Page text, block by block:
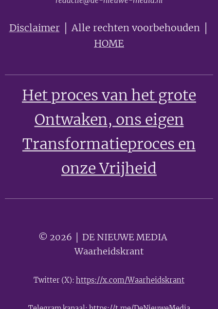
Disclaimer│ Alle rechten voorbehouden │
HOME
Het proces van het grote
Ontwaken, ons eigen
Transformatieproces en
onze Vrijheid
© 2026 │ DE NIEUWE MEDIA 🟣
Waarheidskrant
Twitter (X): https://x.com/Waarheidskrant